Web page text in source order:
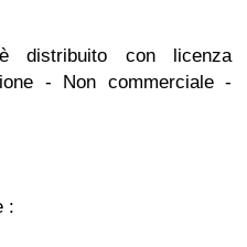
distribuito con licenza
- Non commerciale -
: